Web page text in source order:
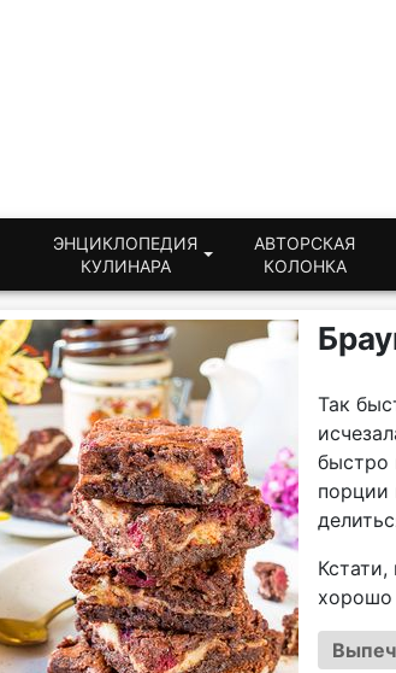
ЭНЦИКЛОПЕДИЯ
КУЛИНАРА
АВТОРСКАЯ
КОЛОНКА
Так
быстро
порции
хорошо